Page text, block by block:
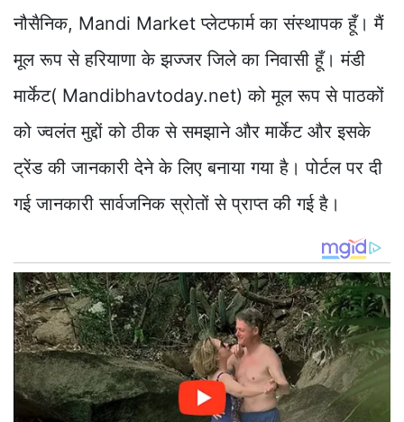
नौसैनिक, Mandi Market प्लेटफार्म का संस्थापक हूँ। मैं
मूल रूप से हरियाणा के झज्जर जिले का निवासी हूँ। मंडी
मार्केट( Mandibhavtoday.net) को मूल रूप से पाठकों
को ज्वलंत मुद्दों को ठीक से समझाने और मार्केट और इसके
ट्रेंड की जानकारी देने के लिए बनाया गया है। पोर्टल पर दी
गई जानकारी सार्वजनिक स्रोतों से प्राप्त की गई है।